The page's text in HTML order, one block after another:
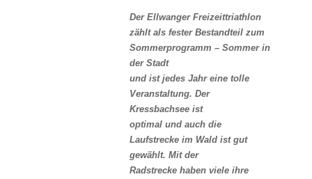
Der Ellwanger Freizeittriathlon
zählt als fester Bestandteil zum
Sommerprogramm – Sommer in
der Stadt
und ist jedes Jahr eine tolle
Veranstaltung. Der
Kressbachsee ist
optimal und auch die
Laufstrecke im Wald ist gut
gewählt. Mit der
Radstrecke haben viele ihre